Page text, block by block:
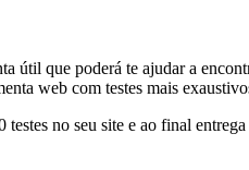
útil que poderá te ajudar a
web com testes mais
no seu site e ao final